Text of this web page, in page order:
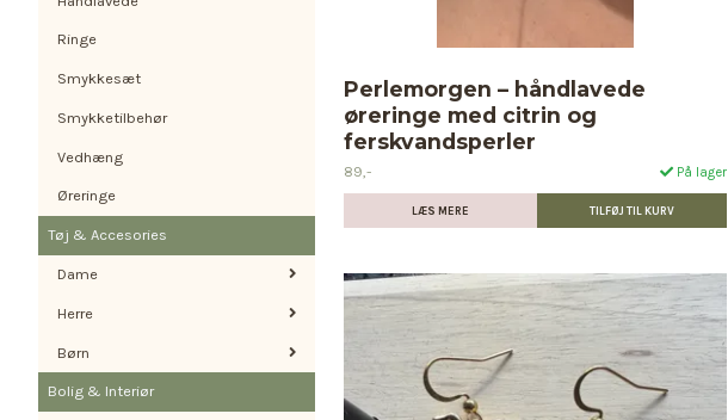
Ringe
Smykkesæt
Smykketilbehør
Vedhæng
Øreringe
Tøj & Accesories
Dame
Herre
Børn
Bolig & Interiør
Perlemorgen – håndlavede
øreringe med citrin og
ferskvandsperler
89,- På lager
LÆS MERE